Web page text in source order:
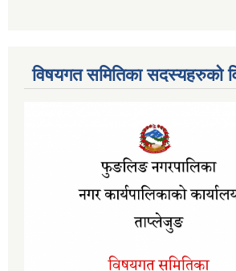
विषयगत समितिका सदस्यहरुको